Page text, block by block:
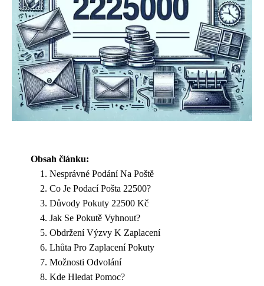
Obsah článku:
Nesprávné Podání Na Poště
Co Je Podací Pošta 22500?
Důvody Pokuty 22500 Kč
Jak Se Pokutě Vyhnout?
Obdržení Výzvy K Zaplacení
Lhůta Pro Zaplacení Pokuty
Možnosti Odvolání
Kde Hledat Pomoc?